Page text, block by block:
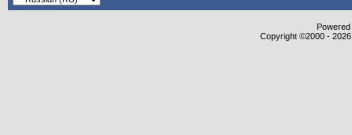
Copyright ©2000 -